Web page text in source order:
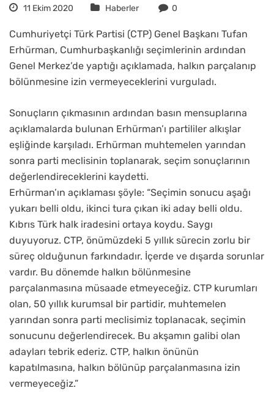
11 Ekim 2020 Haberler 0
Cumhuriyetçi Türk Partisi (CTP) Genel Başkanı Tufan
Erhürman, Cumhurbaşkanlığı seçimlerinin ardından
Genel Merkez’de yaptığı açıklamada, halkın parçalanıp
bölünmesine izin vermeyeceklerini vurguladı.
Sonuçların çıkmasının ardından basın mensuplarına
açıklamalarda bulunan Erhürman’ı partililer alkışlar
eşliğinde karşıladı. Erhürman muhtemelen yarından
sonra parti meclisinin toplanarak, seçim sonuçlarının
değerlendireceklerini kaydetti.
Erhürman’ın açıklaması şöyle: “Seçimin sonucu aşağı
yukarı belli oldu, ikinci tura çıkan iki aday belli oldu.
Kıbrıs Türk halk iradesini ortaya koydu. Saygı
duyuyoruz. CTP, önümüzdeki 5 yıllık sürecin zorlu bir
süreç olduğunun farkındadır. İçerde ve dışarda sorunlar
vardır. Bu dönemde halkın bölünmesine
parçalanmasına müsaade etmeyeceğiz. CTP kurumları
olan, 50 yıllık kurumsal bir partidir, muhtemelen
yarından sonra parti meclisimiz toplanacak, seçimin
sonucunu değerlendirecek. Bu akşamın galibi olan
adayları tebrik ederiz. CTP, halkın önünün
kapatılmasına, halkın bölünüp parçalanmasına izin
vermeyeceğiz.”